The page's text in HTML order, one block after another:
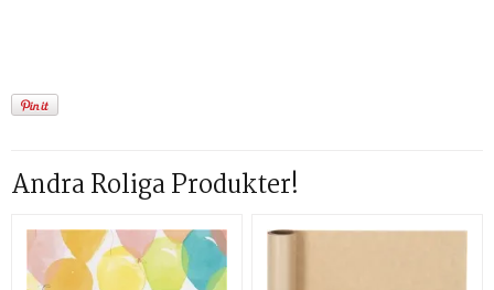
Andra Roliga Produkter!